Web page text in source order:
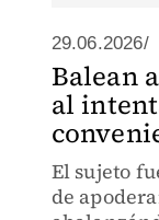
29.06.2026/
Balean
al
El sujeto
de